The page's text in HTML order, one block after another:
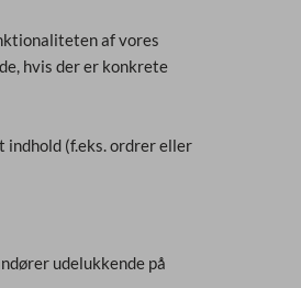
af vores
hvis der er konkrete
(f.eks. ordrer eller
udelukkende på